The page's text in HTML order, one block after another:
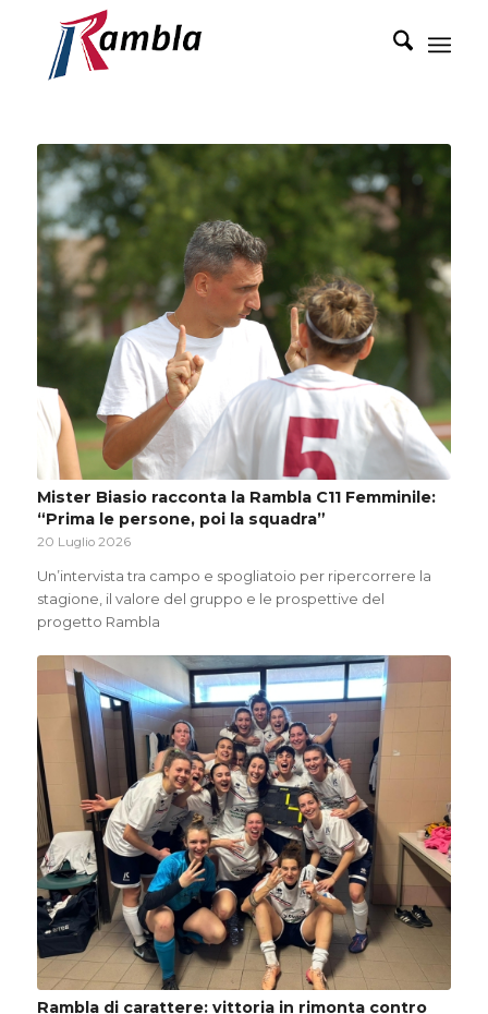
Mister Biasio racconta la Rambla C11 Femminile:
“Prima le persone, poi la squadra”
20 Luglio 2026
Un’intervista tra campo e spogliatoio per ripercorrere la
stagione, il valore del gruppo e le prospettive del
progetto Rambla
Rambla di carattere: vittoria in rimonta contro